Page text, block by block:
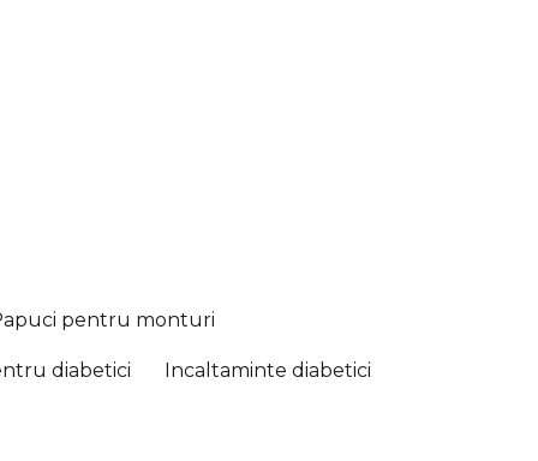
pentru monturi
diabetici Incaltaminte diabetici